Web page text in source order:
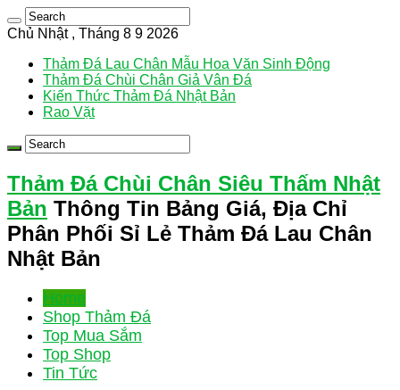
Chủ Nhật , Tháng 8 9 2026
Thảm Đá Lau Chân Mẫu Hoa Văn Sinh Động
Thảm Đá Chùi Chân Giả Vân Đá
Kiến Thức Thảm Đá Nhật Bản
Rao Vặt
Thảm Đá Chùi Chân Siêu Thấm Nhật
Bản Thông Tin Bảng Giá, Địa Chỉ
Phân Phối Sỉ Lẻ Thảm Đá Lau Chân
Nhật Bản
Home
Shop Thảm Đá
Top Mua Sắm
Top Shop
Tin Tức